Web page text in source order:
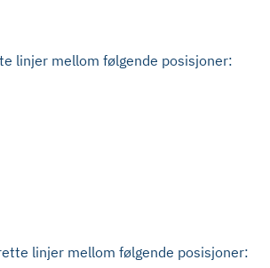
linjer mellom følgende posisjoner:
linjer mellom følgende posisjoner: